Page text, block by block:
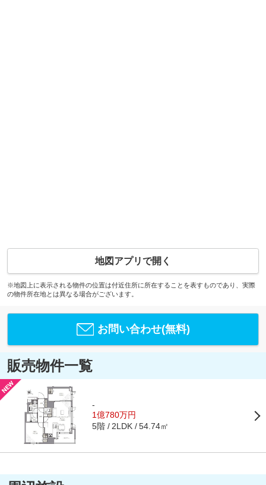
地図アプリで開く
※地図上に表示される物件の位置は付近住所に所在することを表すものであり、実際
の物件所在地とは異なる場合がございます。
お問い合わせ(無料)
販売物件一覧
-
1億780万円
5階 2LDK 54.74㎡